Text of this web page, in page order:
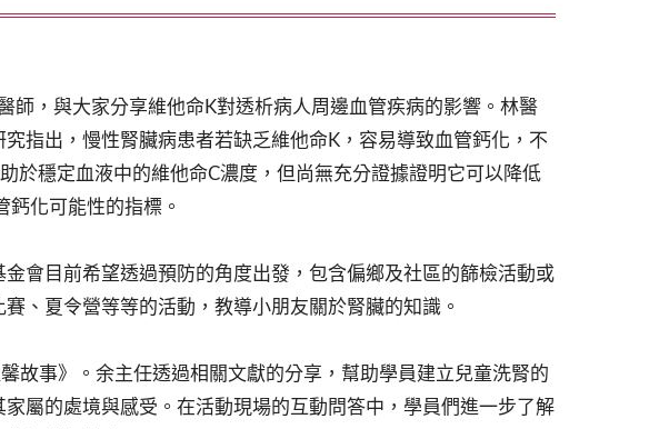
，與大家分享維他命K對透析病人周邊血管疾病的影響。林醫
指出，慢性腎臟病患者若缺乏維他命K，容易導致血管鈣化，不
於穩定血液中的維他命C濃度，但尚無充分證據證明它可以降低
化可能性的指標。
會目前希望透過預防的角度出發，包含偏鄉及社區的篩檢活動或
、夏令營等等的活動，教導小朋友關於腎臟的知識。
故事》。余主任透過相關文獻的分享，幫助學員建立兒童洗腎的
屬的處境與感受。在活動現場的互動問答中，學員們進一步了解